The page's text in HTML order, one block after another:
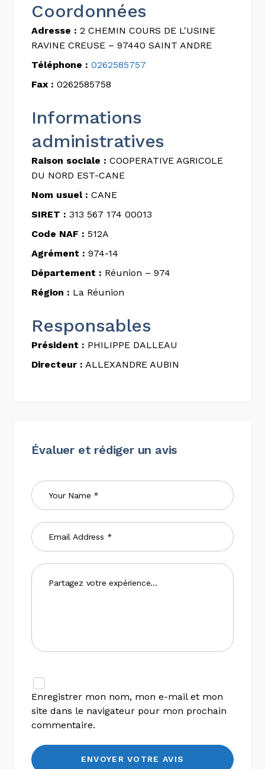
Coordonnées
Adresse : 2 CHEMIN COURS DE L'USINE
RAVINE CREUSE – 97440 SAINT ANDRE
Téléphone : 0262585757
Fax : 0262585758
Informations
administratives
Raison sociale : COOPERATIVE AGRICOLE
DU NORD EST-CANE
Nom usuel : CANE
SIRET : 313 567 174 00013
Code NAF : 512A
Agrément : 974-14
Département : Réunion – 974
Région : La Réunion
Responsables
Président : PHILIPPE DALLEAU
Directeur : ALLEXANDRE AUBIN
Évaluer et rédiger un avis
Enregistrer mon nom, mon e-mail et mon
site dans le navigateur pour mon prochain
commentaire.